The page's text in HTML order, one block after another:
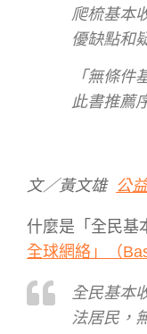
爬梳基本
優缺點和
「無條
此書推薦
文／黃文雄 公
什麼是「全民基
全球網絡」（
全民基本
法居民，